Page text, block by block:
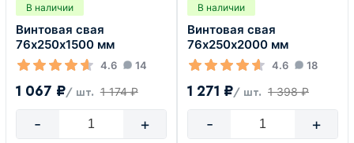
В наличии
Винтовая свая
76х250х1500 мм
4.6 14
1 067 ₽/ шт. 1 174 ₽
- +
В наличии
Винтовая свая
76х250х2000 мм
4.6 18
1 271 ₽/ шт. 1 398 ₽
- +